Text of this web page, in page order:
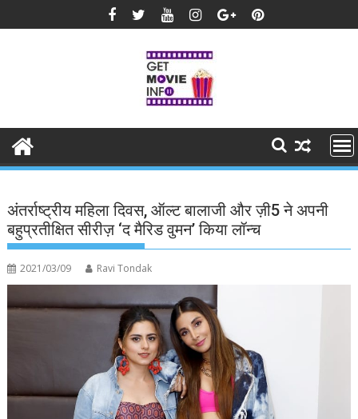
to
अंतर्राष्ट्रीय महिला दिवस, ऑल्ट बालाजी और ज़ी5 ने अपनी
बहुप्रतीक्षित सीरीज़ ‘द मैरिड वुमन’ किया लॉन्च
2021/03/09 Ravi Tondak